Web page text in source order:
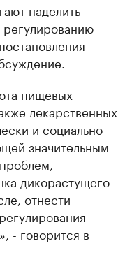
наделить
пищевых
лекарственных
и социально
значительным
дикорастущего
отнести
- говорится в